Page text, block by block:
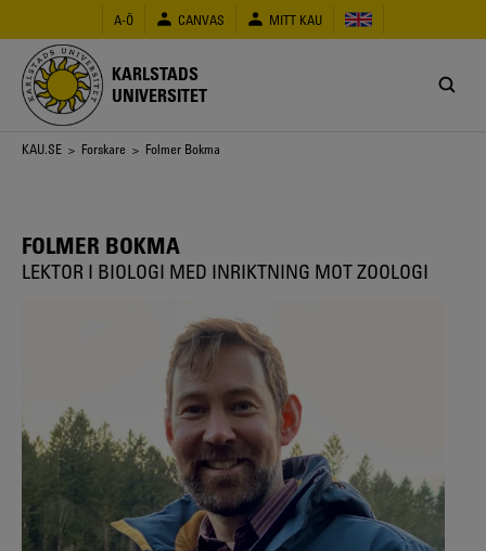
huvudinnehåll
A-Ö CANVAS MITT KAU
KARLSTADS
UNIVERSITET
Länkstig
KAU.SE > Forskare > Folmer Bokma
FOLMER BOKMA
LEKTOR I BIOLOGI MED INRIKTNING MOT ZOOLOGI